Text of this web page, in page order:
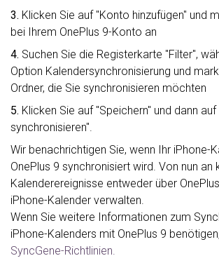
3. Klicken Sie auf "Konto hinzufügen" und
bei Ihrem OnePlus 9-Konto an
4. Suchen Sie die Registerkarte "Filter",
Option Kalendersynchronisierung und
Ordner, die Sie synchronisieren möchten
5. Klicken Sie auf "Speichern" und dann auf
synchronisieren".
Wir benachrichtigen Sie, wenn Ihr iPhone-
OnePlus 9 synchronisiert wird. Von nun an
Kalenderereignisse entweder über
iPhone-Kalender verwalten.
Wenn Sie weitere Informationen zum
iPhone-Kalenders mit OnePlus 9
SyncGene-Richtlinien.